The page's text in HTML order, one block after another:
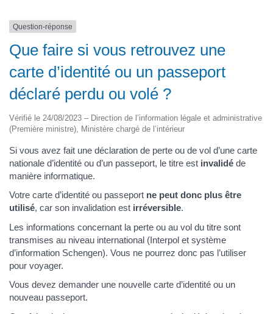
Question-réponse
Que faire si vous retrouvez une
carte d’identité ou un passeport
déclaré perdu ou volé ?
Vérifié le 24/08/2023 – Direction de l’information légale et administrative
(Première ministre), Ministère chargé de l’intérieur
Si vous avez fait une déclaration de perte ou de vol d’une carte
nationale d’identité ou d’un passeport, le titre est invalidé de
manière informatique.
Votre carte d’identité ou passeport ne peut donc plus être
utilisé, car son invalidation est irréversible.
Les informations concernant la perte ou au vol du titre sont
transmises au niveau international (Interpol et système
d’information Schengen). Vous ne pourrez donc pas l’utiliser
pour voyager.
Vous devez demander une nouvelle carte d’identité ou un
nouveau passeport.